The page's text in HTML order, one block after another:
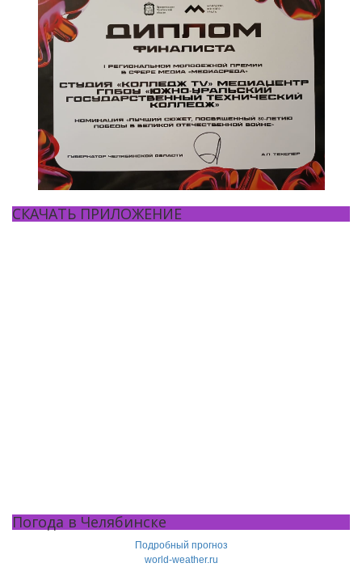
СКАЧАТЬ ПРИЛОЖЕНИЕ
Погода в Челябинске
Подробный прогноз
world-weather.ru